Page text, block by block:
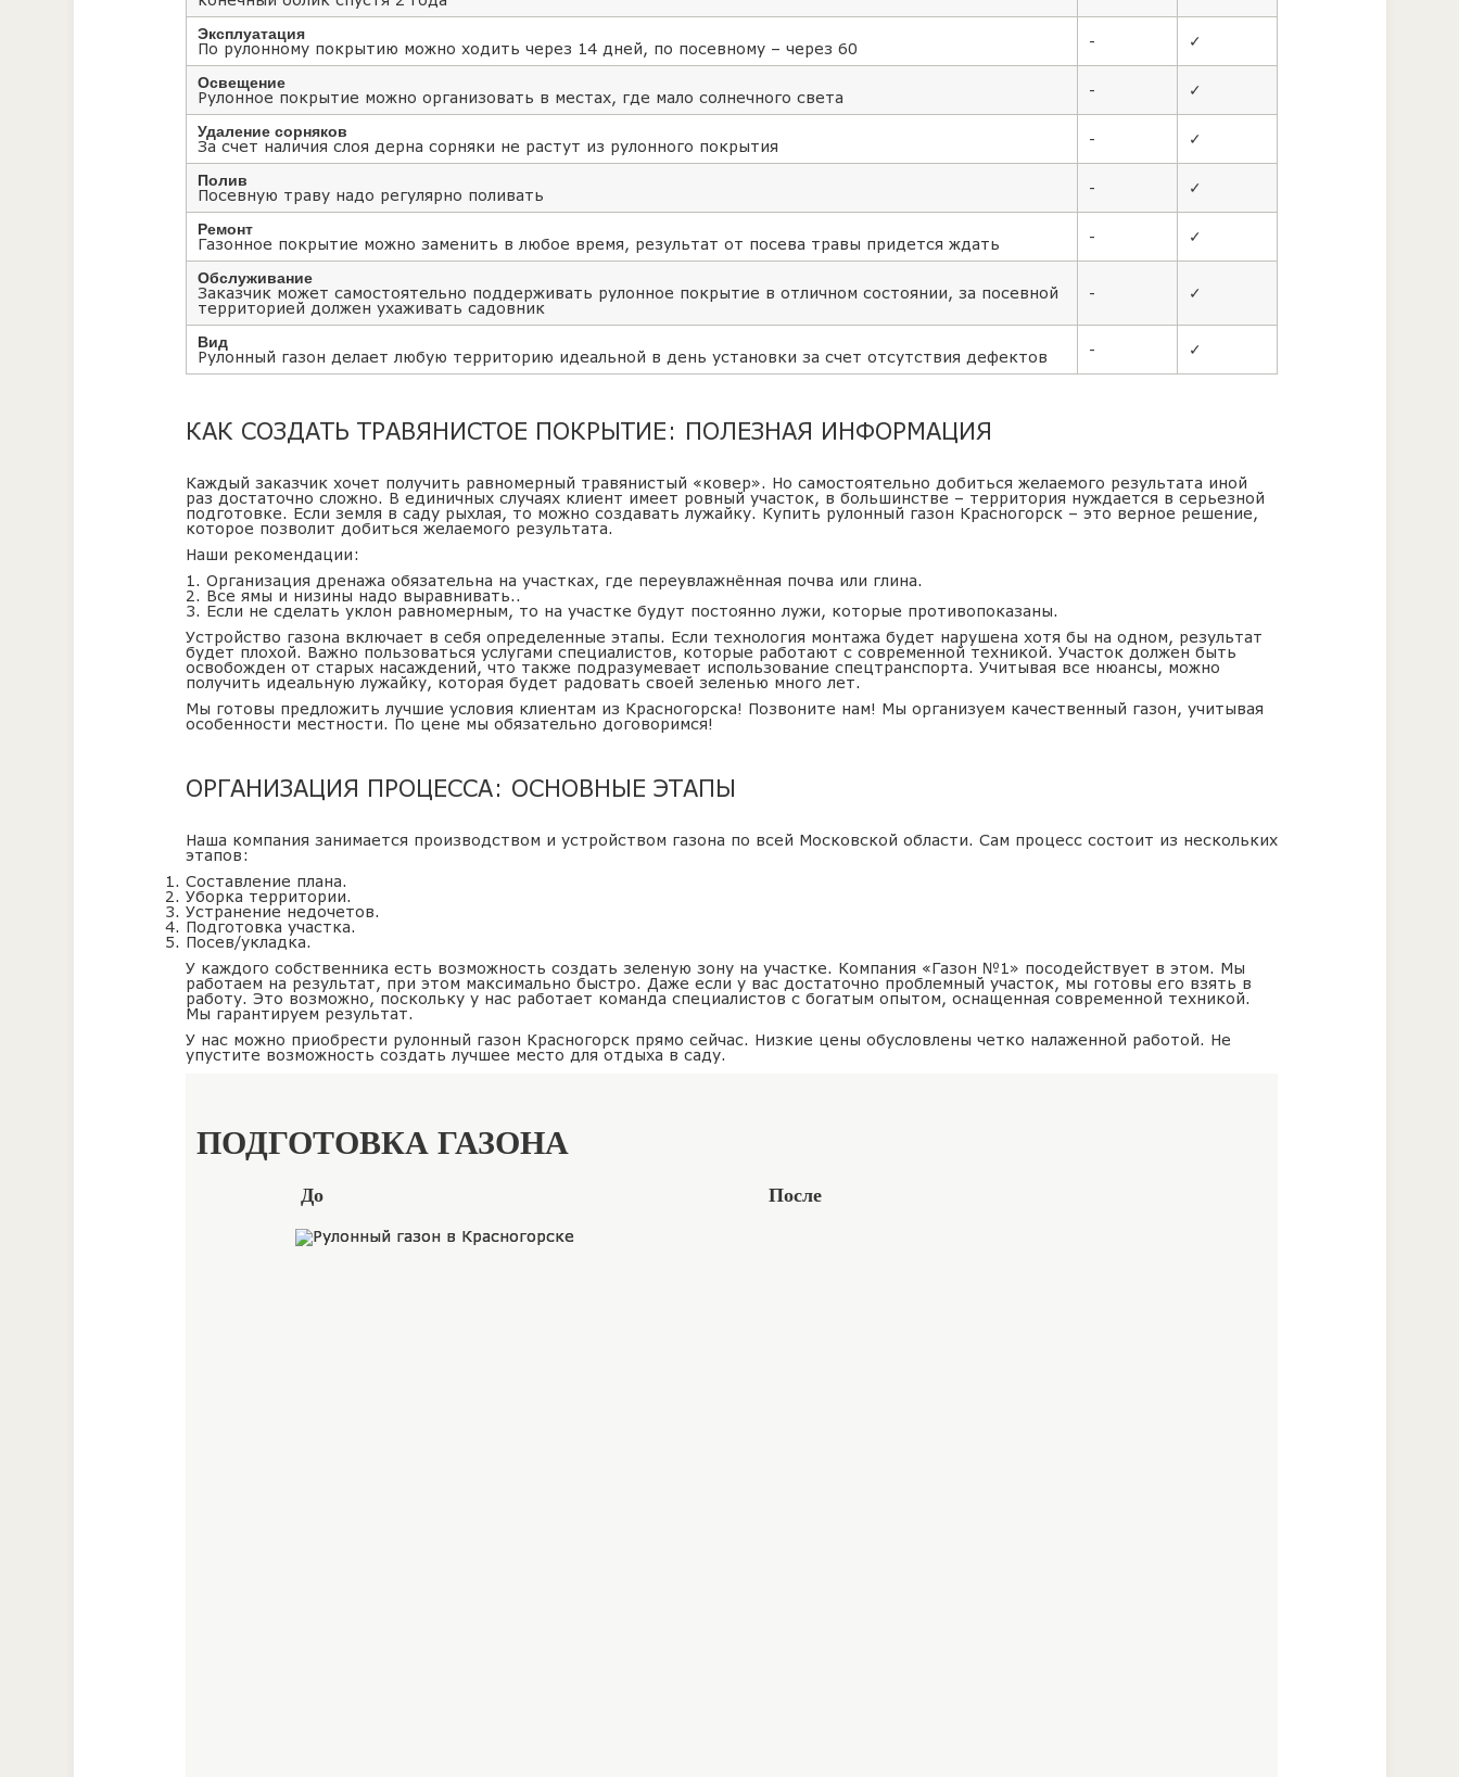
Эксплуатация
По рулонному покрытию можно ходить через 14 дней, по посевному – через 60 - ✓
Освещение
Рулонное покрытие можно организовать в местах, где мало солнечного света - ✓
Удаление сорняков
За счет наличия слоя дерна сорняки не растут из рулонного покрытия - ✓
Полив
Посевную траву надо регулярно поливать - ✓
Ремонт
Газонное покрытие можно заменить в любое время, результат от посева травы придется ждать - ✓
Обслуживание
Заказчик может самостоятельно поддерживать рулонное покрытие в отличном состоянии, за посевной
территорией должен ухаживать садовник
- ✓
Вид
Рулонный газон делает любую территорию идеальной в день установки за счет отсутствия дефектов - ✓
КАК СОЗДАТЬ ТРАВЯНИСТОЕ ПОКРЫТИЕ: ПОЛЕЗНАЯ ИНФОРМАЦИЯ
Каждый заказчик хочет получить равномерный травянистый «ковер». Но самостоятельно добиться желаемого результата иной
раз достаточно сложно. В единичных случаях клиент имеет ровный участок, в большинстве – территория нуждается в серьезной
подготовке. Если земля в саду рыхлая, то можно создавать лужайку. Купить рулонный газон Красногорск – это верное решение,
которое позволит добиться желаемого результата.
Наши рекомендации:
1. Организация дренажа обязательна на участках, где переувлажнённая почва или глина.
2. Все ямы и низины надо выравнивать..
3. Если не сделать уклон равномерным, то на участке будут постоянно лужи, которые противопоказаны.
Устройство газона включает в себя определенные этапы. Если технология монтажа будет нарушена хотя бы на одном, результат
будет плохой. Важно пользоваться услугами специалистов, которые работают с современной техникой. Участок должен быть
освобожден от старых насаждений, что также подразумевает использование спецтранспорта. Учитывая все нюансы, можно
получить идеальную лужайку, которая будет радовать своей зеленью много лет.
Мы готовы предложить лучшие условия клиентам из Красногорска! Позвоните нам! Мы организуем качественный газон, учитывая
особенности местности. По цене мы обязательно договоримся!
ОРГАНИЗАЦИЯ ПРОЦЕССА: ОСНОВНЫЕ ЭТАПЫ
Наша компания занимается производством и устройством газона по всей Московской области. Сам процесс состоит из нескольких
этапов:
Составление плана.
Уборка территории.
Устранение недочетов.
Подготовка участка.
Посев/укладка.
У каждого собственника есть возможность создать зеленую зону на участке. Компания «Газон №1» посодействует в этом. Мы
работаем на результат, при этом максимально быстро. Даже если у вас достаточно проблемный участок, мы готовы его взять в
работу. Это возможно, поскольку у нас работает команда специалистов с богатым опытом, оснащенная современной техникой.
Мы гарантируем результат.
У нас можно приобрести рулонный газон Красногорск прямо сейчас. Низкие цены обусловлены четко налаженной работой. Не
упустите возможность создать лучшее место для отдыха в саду.
ПОДГОТОВКА ГАЗОНА
До После